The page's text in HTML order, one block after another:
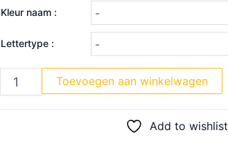
Kleur naam :
Lettertype :
Toevoegen aan winkelwagen
Add to wishlist